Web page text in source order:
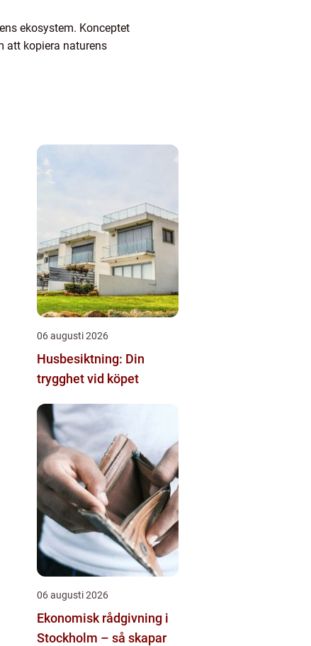
ekosystem. Konceptet
att kopiera naturens
06 augusti 2026
Husbesiktning: Din
trygghet vid köpet
06 augusti 2026
Ekonomisk rådgivning i
Stockholm – så skapar